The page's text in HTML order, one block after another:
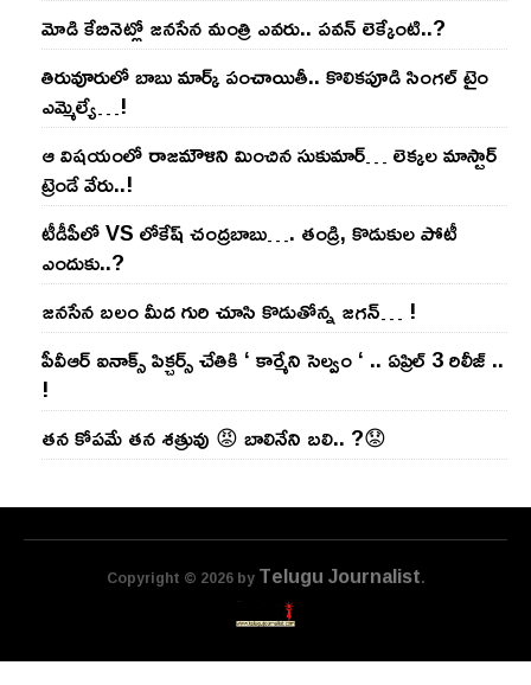
మోడి కేబినెట్లో జ‌నసేన మంత్రి ఎవ‌రు.. ప‌వ‌న్ లెక్కేంటి..?
తిరువూరులో బాబు మార్క్ పంచాయితీ.. కొలిక‌పూడి సింగ‌ల్ టైం
ఎమ్మెల్యే…!
ఆ విష‌యంలో రాజ‌మౌళిని మించిన సుకుమార్‌… లెక్క‌ల మాస్టార్
ట్రెండే వేరు..!
టీడీపీలో VS లోకేష్ చంద్ర‌బాబు…. తండ్రి, కొడుకుల పోటీ
ఎందుకు..?
జ‌న‌సేన బ‌లం మీద గురి చూసి కొడుతోన్న జ‌గ‌న్‌… !
పీవీఆర్ ఐనాక్స్ పిక్చర్స్ చేతికి ‘ కార్మేని సెల్వం ‘ .. ఏప్రిల్ 3 రిలీజ్ ..
!
తన కోపమే తన శత్రువు 😡 బాలినేని బలి.. ?😟
Copyright © 2026 byTelugu Journalist.